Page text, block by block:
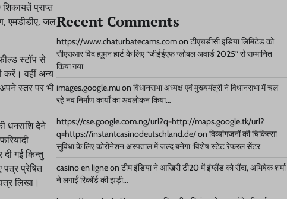
प्राप्त
एमडीडीए, जल
स्टॉप से
करें। वहीं अन्य
स्तर पर भी
धनराशि देने
गई किन्तु
प्रेषित
लिखा।
Recent Comments
https://www.chaturbatecams.comonटीएचडीसी इंडिया लिमिटेड को
सीएसआर विद ह्यूमन हार्ट के लिए “जीईईएफ ग्लोबल अवार्ड 2025” से सम्मानित
किया गया
images.google.muonविधानसभा अध्यक्ष एवं मुख्यमंत्री ने विधानसभा में चल
रहे नव निर्माण कार्यों का अवलोकन किया…
https://cse.google.com.ng/url?q=http://maps.google.tk/url?
q=https://instantcasinodeutschland.de/onदिव्यांगजनों की चिकित्सा
सुविधा के लिए कोरोनेशन अस्पताल में जल्द बनेगा ‘विशेष स्टेट रेफरल सेंटर
casino en ligneonटीम इंडिया ने आखिरी टी20 में इंग्लैंड को रौंदा, अभिषेक शर्मा
ने लगाईं रिकॉर्ड की झड़ी…